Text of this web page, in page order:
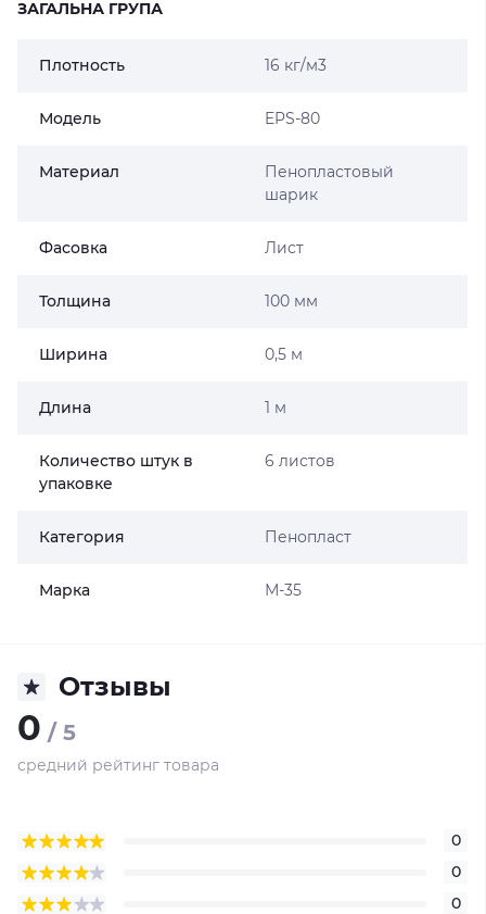
ЗАГАЛЬНА ГРУПА
Плотность 16 кг/м3
Модель EPS-80
Материал
Пенопластовый
шарик
Фасовка Лист
Толщина 100 мм
Ширина 0,5 м
Длина 1 м
Количество штук в
упаковке
6 листов
Категория Пенопласт
Марка М-35
Отзывы
0 / 5
средний рейтинг товара
0
0
0